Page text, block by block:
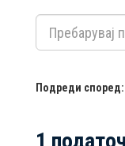
Подреди според